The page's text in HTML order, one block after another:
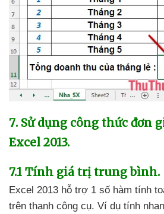
7. Sử dụng công thức đơn
Excel 2013.
7.1 Tính giá trị trung bình.
Excel 2013 hỗ trợ 1 số hàm tính
trên thanh công cụ. Ví dụ tính